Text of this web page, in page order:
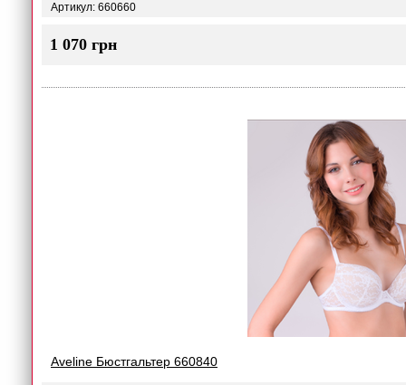
Артикул: 660660
1 070 грн
Aveline Бюстгальтер 660840